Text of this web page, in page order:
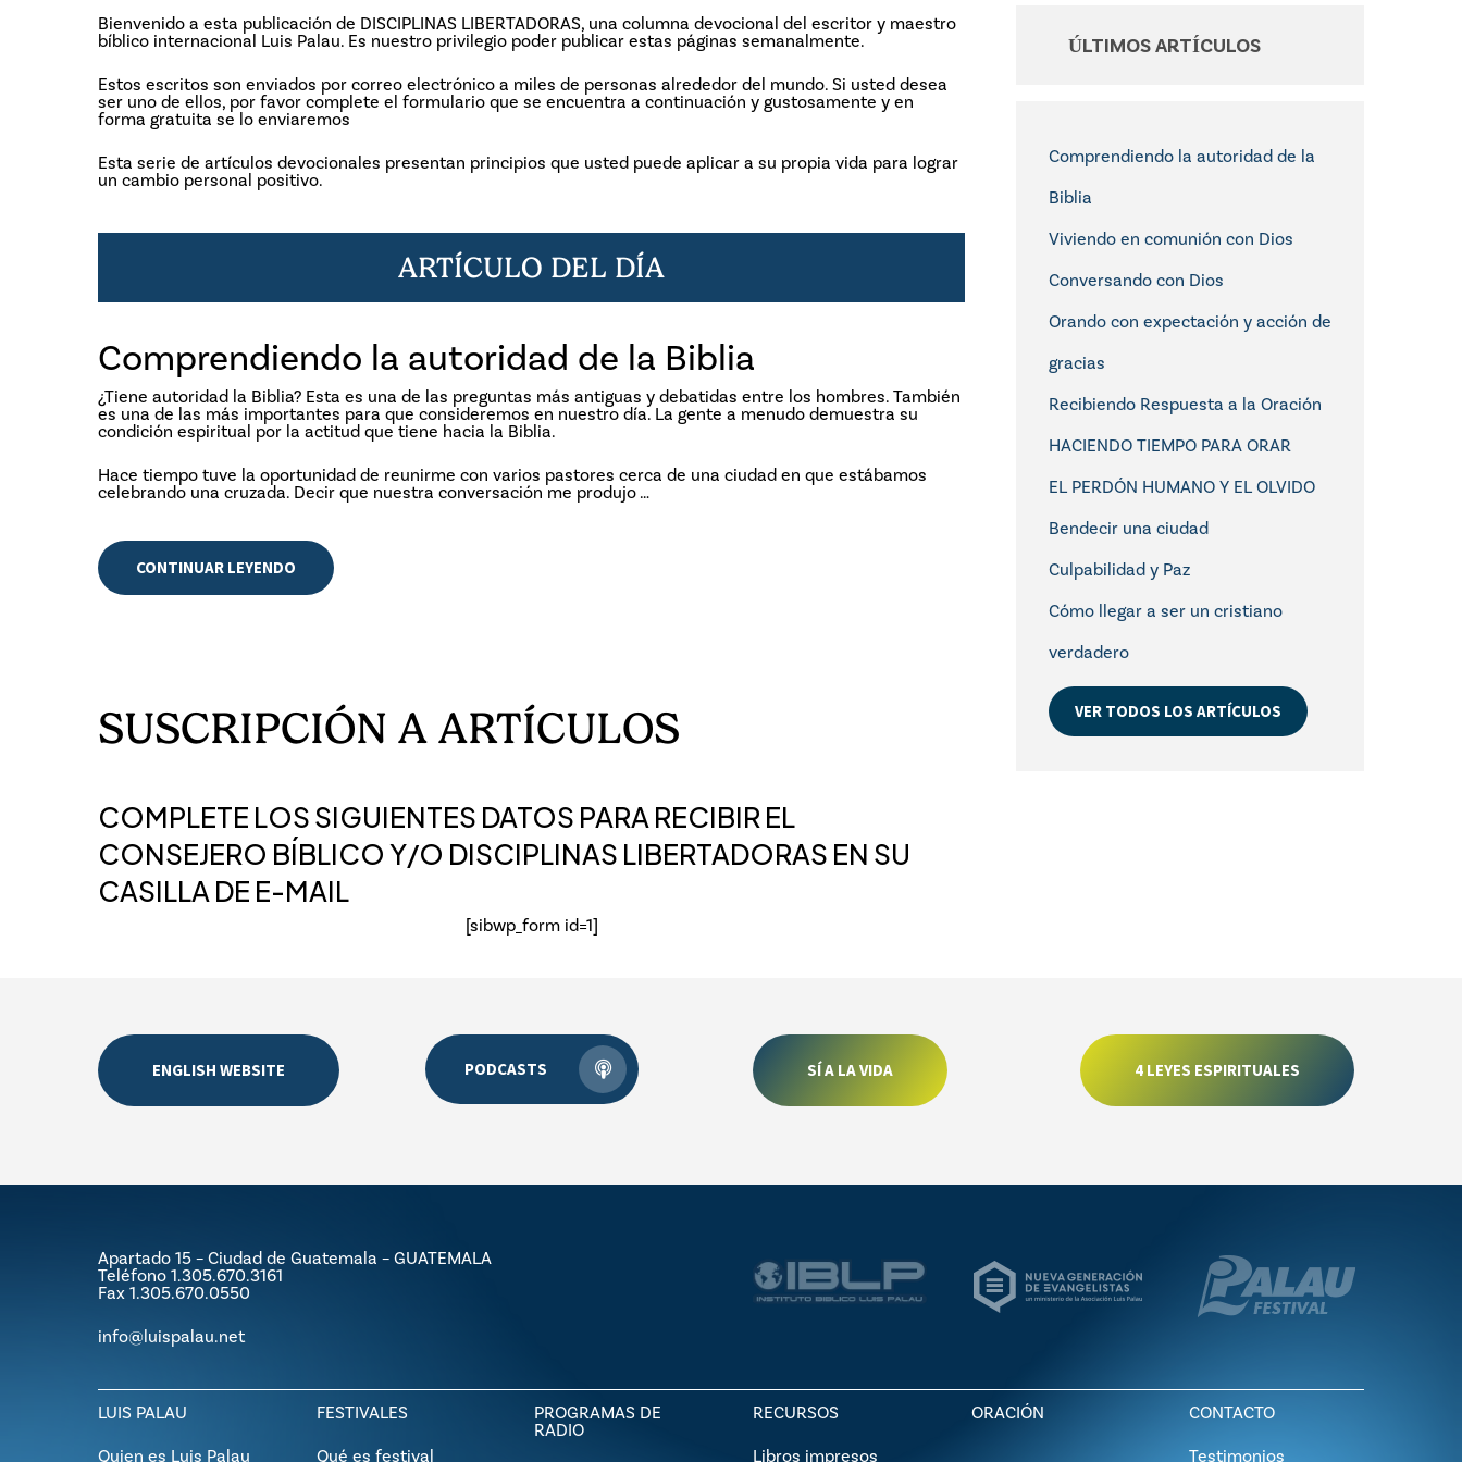
Bienvenido a esta publicación de DISCIPLINAS LIBERTADORAS, una columna devocional del escritor y maestro
bíblico internacional Luis Palau. Es nuestro privilegio poder publicar estas páginas semanalmente.
Estos escritos son enviados por correo electrónico a miles de personas alrededor del mundo. Si usted desea
ser uno de ellos, por favor complete el formulario que se encuentra a continuación y gustosamente y en
forma gratuita se lo enviaremos
Esta serie de artículos devocionales presentan principios que usted puede aplicar a su propia vida para lograr
un cambio personal positivo.
ARTÍCULO DEL DÍA
Comprendiendo la autoridad de la Biblia
¿Tiene autoridad la Biblia? Esta es una de las preguntas más antiguas y debatidas entre los hombres. También
es una de las más importantes para que consideremos en nuestro día. La gente a menudo demuestra su
condición espiritual por la actitud que tiene hacia la Biblia.
Hace tiempo tuve la oportunidad de reunirme con varios pastores cerca de una ciudad en que estábamos
celebrando una cruzada. Decir que nuestra conversación me produjo …
CONTINUAR LEYENDO
SUSCRIPCIÓN A ARTÍCULOS
COMPLETE LOS SIGUIENTES DATOS PARA RECIBIR EL
CONSEJERO BÍBLICO Y/O DISCIPLINAS LIBERTADORAS EN SU
CASILLA DE E-MAIL
[sibwp_form id=1]
ÚLTIMOS ARTÍCULOS
Comprendiendo la autoridad de la
Biblia
Viviendo en comunión con Dios
Conversando con Dios
Orando con expectación y acción de
gracias
Recibiendo Respuesta a la Oración
HACIENDO TIEMPO PARA ORAR
EL PERDÓN HUMANO Y EL OLVIDO
Bendecir una ciudad
Culpabilidad y Paz
Cómo llegar a ser un cristiano
verdadero
VER TODOS LOS ARTÍCULOS
ENGLISH WEBSITE PODCASTS SÍ A LA VIDA 4 LEYES ESPIRITUALES
Apartado 15 – Ciudad de Guatemala – GUATEMALA
Teléfono 1.305.670.3161
Fax 1.305.670.0550
info@luispalau.net
LUIS PALAU
Quien es Luis Palau
FESTIVALES
Qué es festival
PROGRAMAS DE
RADIO
RECURSOS
Libros impresos
ORACIÓN CONTACTO
Testimonios